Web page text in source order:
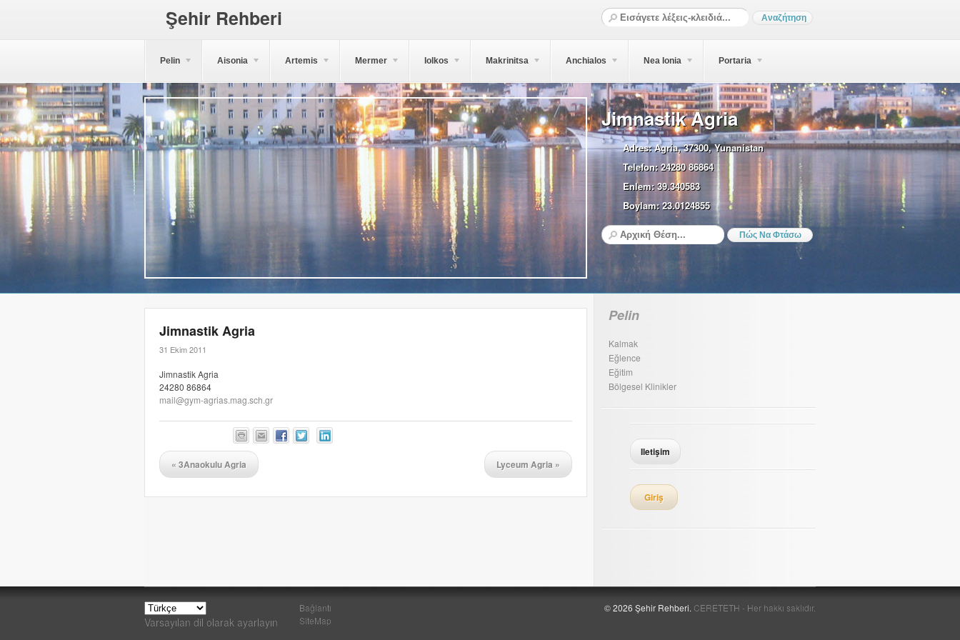
Şehir Rehberi
Pelin Aisonia Artemis Mermer Iolkos Makrinitsa Anchialos Nea Ionia Portaria
Jimnastik Agria
Adres:Agria, 37300, Yunanistan
Telefon:24280 86864
Enlem:39.340583
Boylam:23.0124855
Jimnastik Agria
31 Ekim 2011
Jimnastik Agria
24280 86864
mail@gym-agrias.mag.sch.gr
« 3Anaokulu Agria Lyceum Agria »
Pelin
Kalmak
Eğlence
Eğitim
Bölgesel Klinikler
Iletişim
Giriş
Varsayılan dil olarak ayarlayın
Bağlantı
SiteMap
© 2026 Şehir Rehberi. CERETETH - Her hakkı saklıdır.